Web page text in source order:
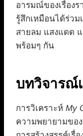
อารมณ์ของเรื่อง
รู้สึกเหมือนได้ร่ว
สายลม แสงแดด
พร้อมๆ กัน
บทวิจารณ์
การวิเคราะห์ My
ความพยายามขอ